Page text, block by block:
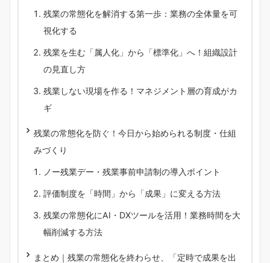
残業の常態化を解消する第一歩：業務の全体量を可
視化する
残業を生む「属人化」から「標準化」へ！組織設計
の見直し方
残業しない現場を作る！マネジメント層の育成がカ
ギ
残業の常態化を防ぐ！今日から始められる制度・仕組
みづくり
ノー残業デー・残業事前申請制の導入ポイント
評価制度を「時間」から「成果」に変える方法
残業の常態化にAI・DXツールを活用！業務時間を大
幅削減する方法
まとめ｜残業の常態化を終わらせ、「定時で成果を出